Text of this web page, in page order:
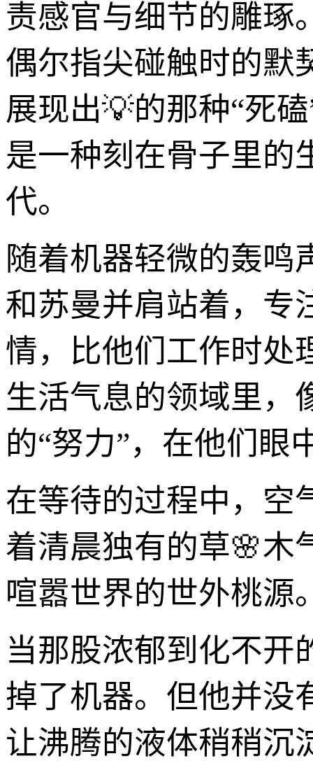
责感官与细节的雕琢
偶尔指尖碰触时的默
展现出💡的那种“死
是一种刻在骨子里
代。
随着机器轻微的轰鸣
和苏曼并肩站着，专
情，比他们工作时处
生活气息的领域里，
的“努力”，在他们眼
在等待的过程中，空
着清晨独有的草🌸木
喧嚣世界的世外桃源
当那股浓郁到化不开
掉了机器。但他并没
让沸腾的液体稍稍沉